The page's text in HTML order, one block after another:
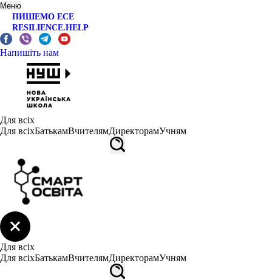
Меню
ПИШЕМО ЕСЕ
RESILIENCE.HELP
Напишіть нам
Для всіх
Для всіхБатькамВчителямДиректорамУчням
Для всіх
Для всіхБатькамВчителямДиректорамУчням